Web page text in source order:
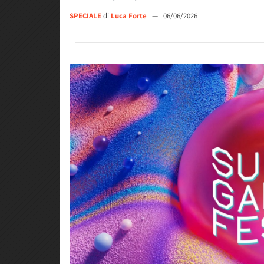
SPECIALEdi Luca Forte — 06/06/2026